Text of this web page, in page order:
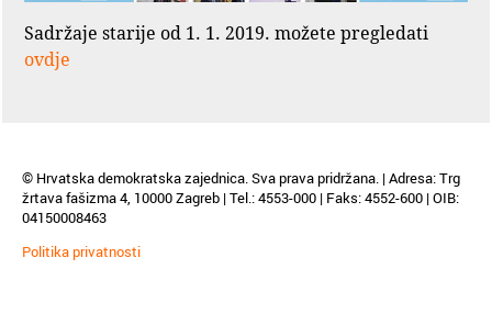
Sadržaje starije od 1. 1. 2019. možete pregledati
ovdje
© Hrvatska demokratska zajednica. Sva prava pridržana. | Adresa: Trg
žrtava fašizma 4, 10000 Zagreb | Tel.: 4553-000 | Faks: 4552-600 | OIB:
04150008463
Politika privatnosti